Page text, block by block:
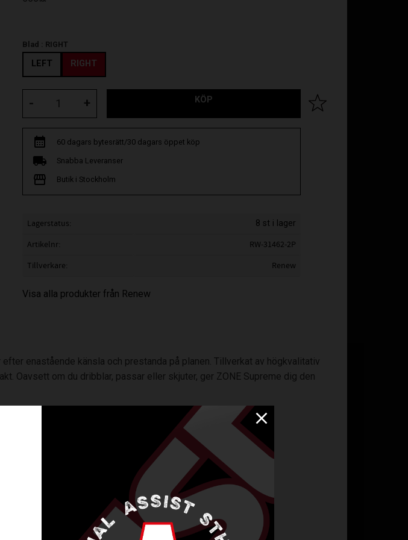
Blad : RIGHT
LEFT RIGHT
+
- KÖP Lägg till i favoriter
60 dagars bytesrätt/30 dagars öppet köp
Snabba Leveranser
Butik i Stockholm
Lagerstatus 8 st i lager
Artikelnr
RW-31462-2P
Tillverkare
Renew
Visa alla produkter från Renew
enastående känsla och prestanda på planen. Tillverkat av högkvalitativ
Oavsett om du dribblar, passar eller skjuter, ger ZONE Supreme dig den